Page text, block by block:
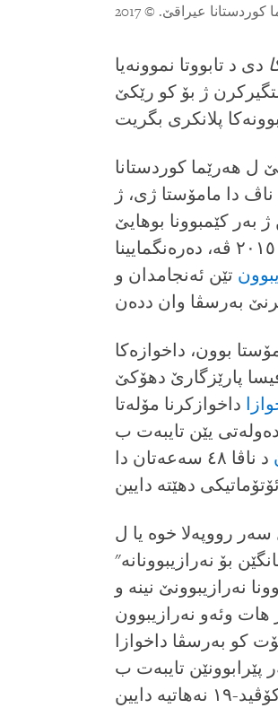
کوردستانا عیراقێ.
دی د تابووتا نموونه‌یا
ژ بۆ کو رێکێ
ل هه‌رێما کوردستانا
دا‌ مامۆستا ژی، ژ
به‌ر کێمبوونا بوهایێ
ئابۆری یێن کۆڤید-۱۹. ژ سالا ۲۰۱٥ ڤه‌، ده‌ره‌نگمایینا
تێن ئه‌نجامدان و
بوون، داخوازه‌کا‌
پێشکێشی ئۆفیسا پارێزگارێ دهۆکێ
داخوازکرنا مۆله‌تا
یێن تایبه‌ت ب
د ناڤا ٤۸ سەعه‌تان دا‌
سه‌ر رووپه‌لا خوه‌ یا ل
بۆ نه‌رازیبوونانه‌"
نه‌رازیبوونێ نینه‌ و
وئه‌و نه‌رازیبوون
کو به‌رسڤا داخوازا
پێرابوونێن تایبه‌ت ب